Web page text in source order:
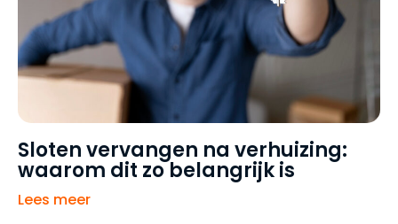
Sloten vervangen na verhuizing:
waarom dit zo belangrijk is
Lees meer